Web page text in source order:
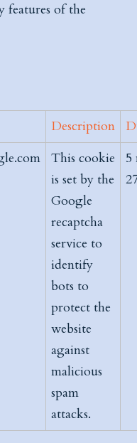
features of the
Description
This cookie
is set by the
Google
recaptcha
service to
identify
bots to
protect the
website
against
malicious
spam
attacks.
5